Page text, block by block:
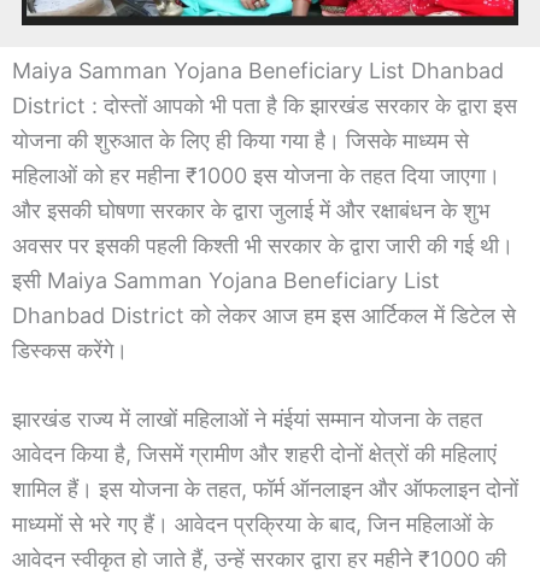
Maiya Samman Yojana Beneficiary List Dhanbad
District : दोस्तों आपको भी पता है कि झारखंड सरकार के द्वारा इस
योजना की शुरुआत के लिए ही किया गया है। जिसके माध्यम से
महिलाओं को हर महीना ₹1000 इस योजना के तहत दिया जाएगा।
और इसकी घोषणा सरकार के द्वारा जुलाई में और रक्षाबंधन के शुभ
अवसर पर इसकी पहली किश्ती भी सरकार के द्वारा जारी की गई थी।
इसी Maiya Samman Yojana Beneficiary List
Dhanbad District को लेकर आज हम इस आर्टिकल में डिटेल से
डिस्कस करेंगे।
झारखंड राज्य में लाखों महिलाओं ने मंईयां सम्मान योजना के तहत
आवेदन किया है, जिसमें ग्रामीण और शहरी दोनों क्षेत्रों की महिलाएं
शामिल हैं। इस योजना के तहत, फॉर्म ऑनलाइन और ऑफलाइन दोनों
माध्यमों से भरे गए हैं। आवेदन प्रक्रिया के बाद, जिन महिलाओं के
आवेदन स्वीकृत हो जाते हैं, उन्हें सरकार द्वारा हर महीने ₹1000 की